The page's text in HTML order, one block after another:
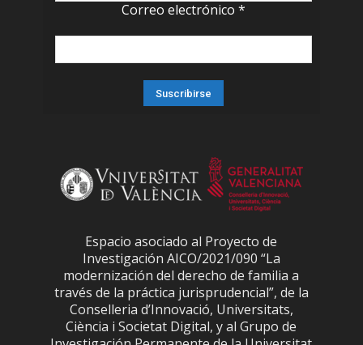
Correo electrónico *
Espacio asociado al Proyecto de
Investigación AICO/2021/090 “La
modernización del derecho de familia a
través de la práctica jurisprudencial”, de la
Conselleria d’Innovació, Universitats,
Ciència i Societat Digital, y al Grupo de